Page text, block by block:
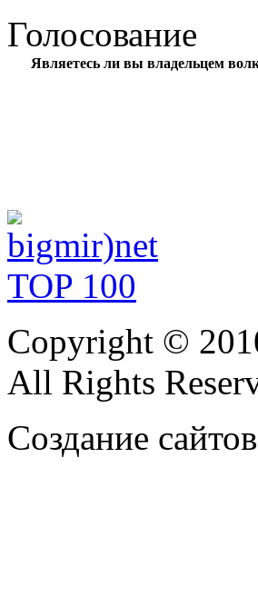
Голосование
Являетесь ли вы владельцем
Copyright ©
All Rights
Создание сайтов